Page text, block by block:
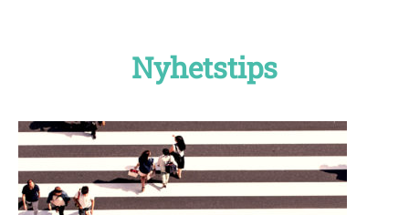
Nyhetstips